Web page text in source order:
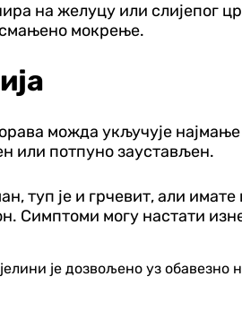
на желуцу или слијепог
мокрење.
можда укључује најмање
или потпуно заустављен.
туп је и грчевит, али
Симптоми могу настати
је дозвољено уз